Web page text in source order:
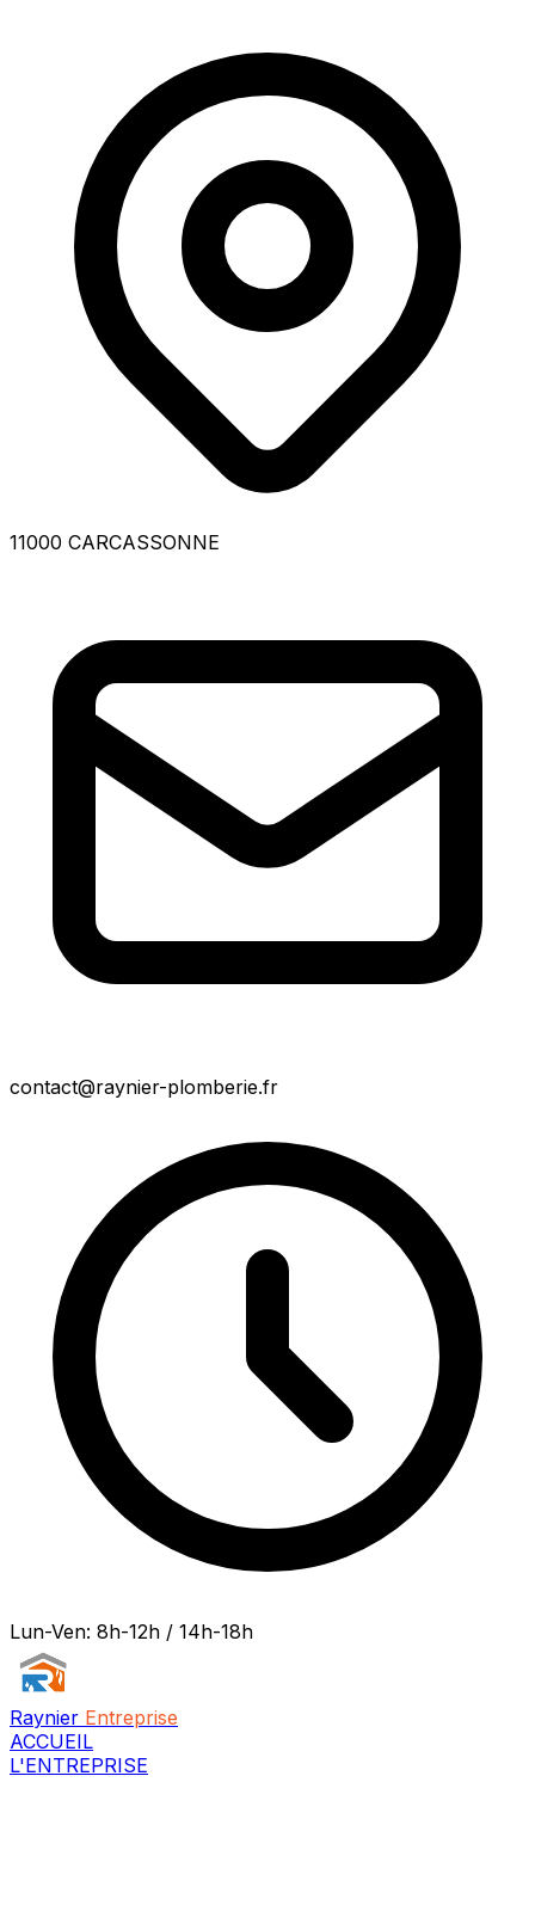
11000 CARCASSONNE
contact@raynier-plomberie.fr
Lun-Ven: 8h-12h / 14h-18h
Raynier Entreprise
ACCUEIL
L'ENTREPRISE